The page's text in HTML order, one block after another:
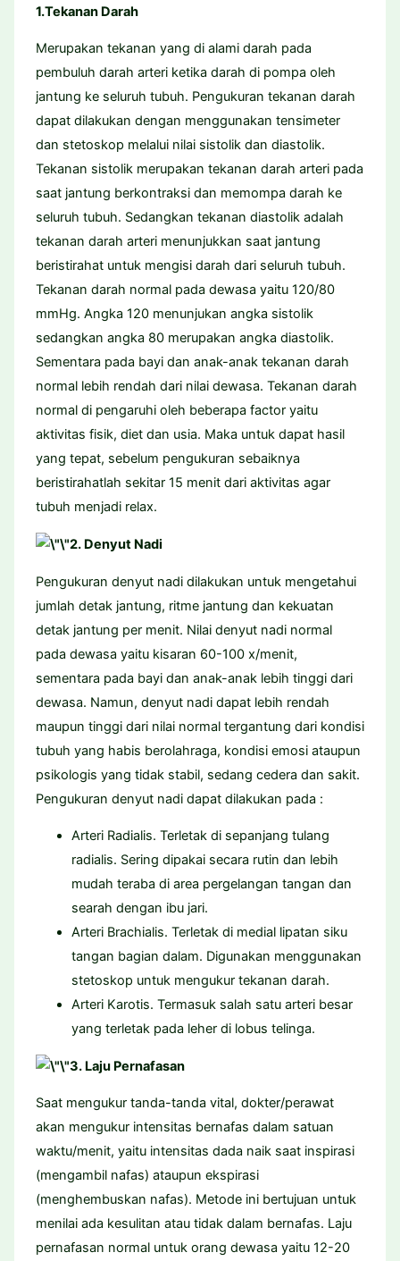
1.Tekanan Darah
Merupakan tekanan yang di alami darah pada
pembuluh darah arteri ketika darah di pompa oleh
jantung ke seluruh tubuh. Pengukuran tekanan darah
dapat dilakukan dengan menggunakan tensimeter
dan stetoskop melalui nilai sistolik dan diastolik.
Tekanan sistolik merupakan tekanan darah arteri pada
saat jantung berkontraksi dan memompa darah ke
seluruh tubuh. Sedangkan tekanan diastolik adalah
tekanan darah arteri menunjukkan saat jantung
beristirahat untuk mengisi darah dari seluruh tubuh.
Tekanan darah normal pada dewasa yaitu 120/80
mmHg. Angka 120 menunjukan angka sistolik
sedangkan angka 80 merupakan angka diastolik.
Sementara pada bayi dan anak-anak tekanan darah
normal lebih rendah dari nilai dewasa. Tekanan darah
normal di pengaruhi oleh beberapa factor yaitu
aktivitas fisik, diet dan usia. Maka untuk dapat hasil
yang tepat, sebelum pengukuran sebaiknya
beristirahatlah sekitar 15 menit dari aktivitas agar
tubuh menjadi relax.
2. Denyut Nadi
Pengukuran denyut nadi dilakukan untuk mengetahui
jumlah detak jantung, ritme jantung dan kekuatan
detak jantung per menit. Nilai denyut nadi normal
pada dewasa yaitu kisaran 60-100 x/menit,
sementara pada bayi dan anak-anak lebih tinggi dari
dewasa. Namun, denyut nadi dapat lebih rendah
maupun tinggi dari nilai normal tergantung dari kondisi
tubuh yang habis berolahraga, kondisi emosi ataupun
psikologis yang tidak stabil, sedang cedera dan sakit.
Pengukuran denyut nadi dapat dilakukan pada :
Arteri Radialis. Terletak di sepanjang tulang
radialis. Sering dipakai secara rutin dan lebih
mudah teraba di area pergelangan tangan dan
searah dengan ibu jari.
Arteri Brachialis. Terletak di medial lipatan siku
tangan bagian dalam. Digunakan menggunakan
stetoskop untuk mengukur tekanan darah.
Arteri Karotis. Termasuk salah satu arteri besar
yang terletak pada leher di lobus telinga.
3. Laju Pernafasan
Saat mengukur tanda-tanda vital, dokter/perawat
akan mengukur intensitas bernafas dalam satuan
waktu/menit, yaitu intensitas dada naik saat inspirasi
(mengambil nafas) ataupun ekspirasi
(menghembuskan nafas). Metode ini bertujuan untuk
menilai ada kesulitan atau tidak dalam bernafas. Laju
pernafasan normal untuk orang dewasa yaitu 12-20